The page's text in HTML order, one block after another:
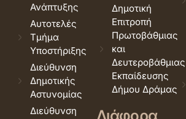
Ανάπτυξης
Αυτοτελές
Τμήμα
Υποστήριξης
Διεύθυνση
Δημοτικής
Αστυνομίας
Διεύθυνση
Δημοτική
Επιτροπή
Πρωτοβάθμιας
και
Δευτεροβάθμιας
Εκπαίδευσης
Δήμου Δράμας